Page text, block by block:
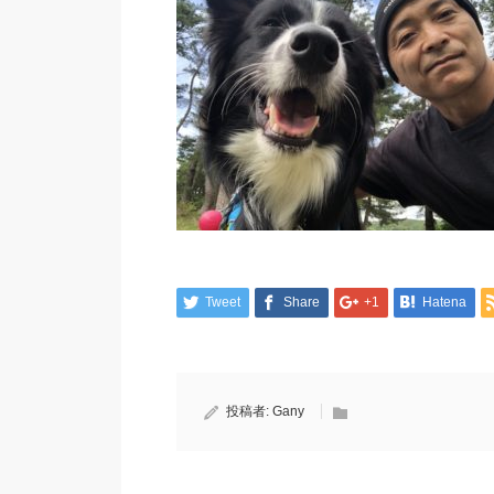
Tweet Share +1 Hatena
投稿者: Gany